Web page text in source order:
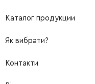
Каталог продукции
Як вибрати?
Контакти